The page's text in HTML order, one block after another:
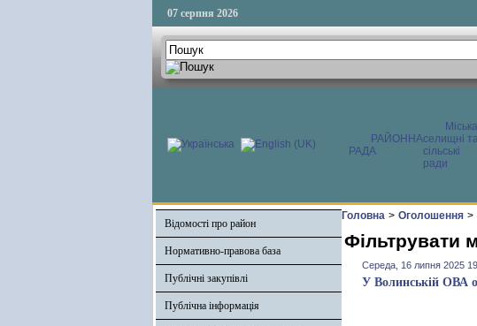
07 серпня 2026
РАЙОННА
РАДА
селищні
сільські
ради
Відомості про район
Нормативно-правова база
Публічні закупівлі
Публічна інформація
Головна > Оголошення >
Фільтрувати
Середа, 16 липня 2025
У Волинській ОВА